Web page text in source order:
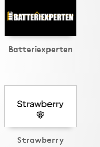
Batteriexperten
Strawberry